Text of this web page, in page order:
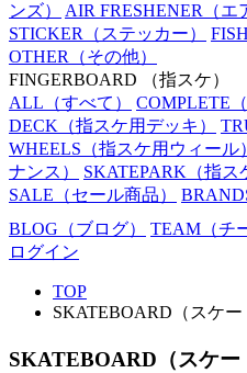
ンズ）
AIR FRESHENER （
STICKER （ステッカー）
OTHER （その他）
FINGERBOARD
（指スケ）
ALL （すべて） COMPLETE
DECK （指スケ用デッキ）
WHEELS （指スケ用ウィール）
ナンス）
SKATEPARK （指
SALE （セール商品）
BLOG （ブログ） TEAM （チ
ログイン
TOP
SKATEBOARD（スケー
SKATEBOARD（スケー